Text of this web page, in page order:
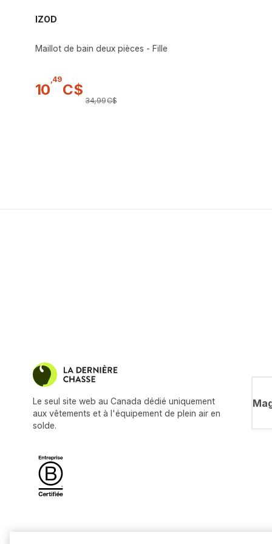
IZOD
Maillot de bain deux pièces - Fille
10
49
C$
34,99C$
Le seul site web au Canada dédié uniquement
aux vêtements et à l'équipement de plein air en
solde.